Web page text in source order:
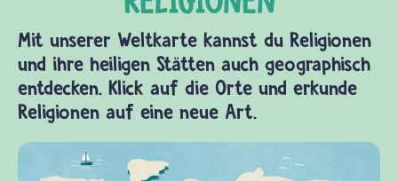
Mit unserer Weltkarte kannst du Religionen
und ihre heiligen Stätten auch geographisch
entdecken. Klick auf die Orte und erkunde
Religionen auf eine neue Art.